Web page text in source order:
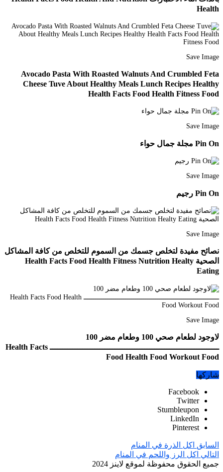
Health
Save Image
Avocado Pasta With Roasted Walnuts And Crumbled Feta
Cheese Tuve About Healthy Meals Lunch Recipes Healthy
Health Facts Food Health Fitness Food
Save Image
Pin On مجلة جمال حواء
Save Image
Pin On رجيم
Save Image
نصائح مفيدة لتخلص جسمك من السموم للتخلص من كافة المشاكل
الصحية Health Facts Food Health Fitness Nutrition Healty
Eating
Save Image
لاوجود لطعام صحي 100 وطعام مضر 100
ــــــــــــــــــــــــــــــــــــــــــــــــــــــــــــــــــــ Health Facts
Food Health Food Workout Food
شاركها
Facebook
Twitter
Stumbleupon
LinkedIn
Pinterest
السابق اكل الذرة في المنام
التالي اكل الرز واللحم في المنام
جميع الحقوق محفوظة لموقع لاينز 2024